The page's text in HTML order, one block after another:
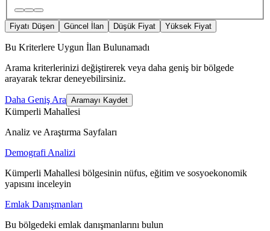
Fiyatı Düşen Güncel İlan Düşük Fiyat Yüksek Fiyat
Bu Kriterlere Uygun İlan Bulunamadı
Arama kriterlerinizi değiştirerek veya daha geniş bir bölgede
arayarak tekrar deneyebilirsiniz.
Daha Geniş Ara Aramayı Kaydet
Kümperli Mahallesi
Analiz ve Araştırma Sayfaları
Demografi Analizi
Kümperli Mahallesi bölgesinin nüfus, eğitim ve sosyoekonomik
yapısını inceleyin
Emlak Danışmanları
Bu bölgedeki emlak danışmanlarını bulun